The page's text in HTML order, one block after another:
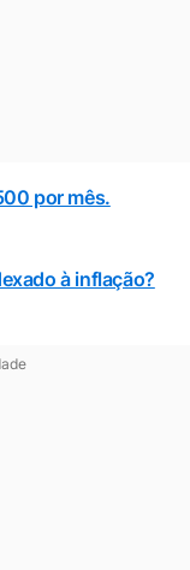
por mês.
à inflação?